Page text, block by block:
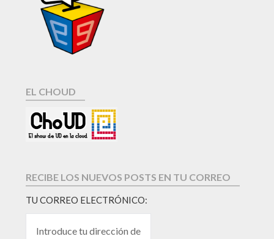
EL CHOUD
RECIBE LOS NUEVOS POSTS EN TU CORREO
TU CORREO ELECTRÓNICO: